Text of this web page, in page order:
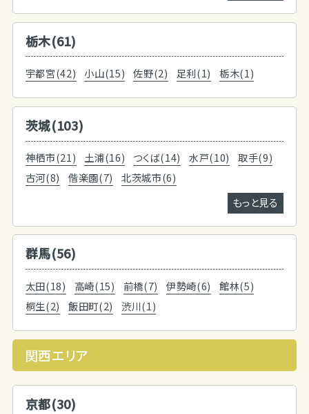
栃木(61)
宇都宮(42) 小山(15) 佐野(2) 足利(1) 栃木(1)
茨城(103)
神栖市(21) 土浦(16) つくば(14) 水戸(10)
取手(9)
古河(8)
偕楽園(7)
北茨城市(6)
もっと見る
群馬(56)
太田(18) 高崎(15) 前橋(7) 伊勢崎(6)
館林(5)
桐生(2)
飯田町(2) 渋川(1)
関西エリア
京都(30)